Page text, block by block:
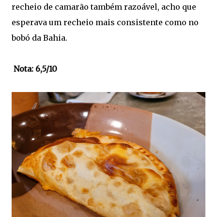
recheio de camarão também razoável, acho que
esperava um recheio mais consistente como no
bobó da Bahia.
Nota: 6,5/10